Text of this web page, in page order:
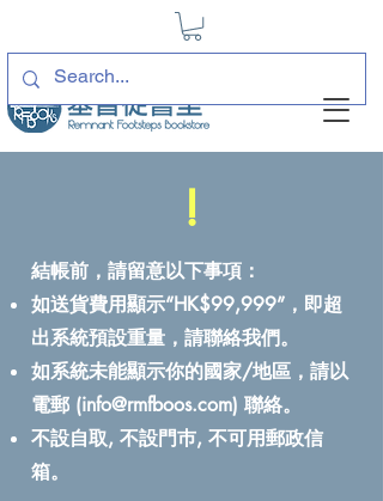
!
結帳前，請留意以下事項：
如送貨費用顯示“HK$99,999”，即超
出系統預設重量，請聯絡我們。
如系統未能顯示你的國家/地區，請以
電郵 (info@rmfboos.com) 聯絡。
不設自取, 不設門巿, 不可用郵政信
箱。